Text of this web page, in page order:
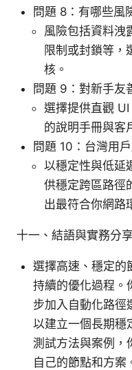
問題 8：有哪些風
風險包括資料洩
限制或封鎖等，
核。
問題 9：對新手友
選擇提供直觀
的說明手冊與客
問題 10：台灣用
以穩定性與低延
供穩定跨區路徑
出最符合你網路
十一、結語與實務分
選擇高速、穩定的
持續的優化過程。
步加入自動化路徑
以建立一個長期穩
測試方法與案例，
自己的節點和方案